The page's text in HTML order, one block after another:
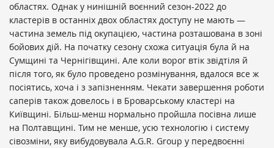
областях. Однак у нинішній воєнний сезон-2022 до
кластерів в останніх двох областях доступу не мають —
частина земель під окупацією, частина розташована в зоні
бойових дій. На початку сезону схожа ситуація була й на
Сумщині та Чернігівщині. Але коли ворог втік звідтіля й
після того, як було проведено розмінування, вдалося все ж
посіятись, хоча і з запізненням. Чекати завершення роботи
саперів також довелось і в Броварському кластері на
Київщині. Більш-менш нормально пройшла посівна лише
на Полтавщині. Тим не менше, усю технологію і систему
сівозміни, яку вибудовувала A.G.R. Group у передвоєнні